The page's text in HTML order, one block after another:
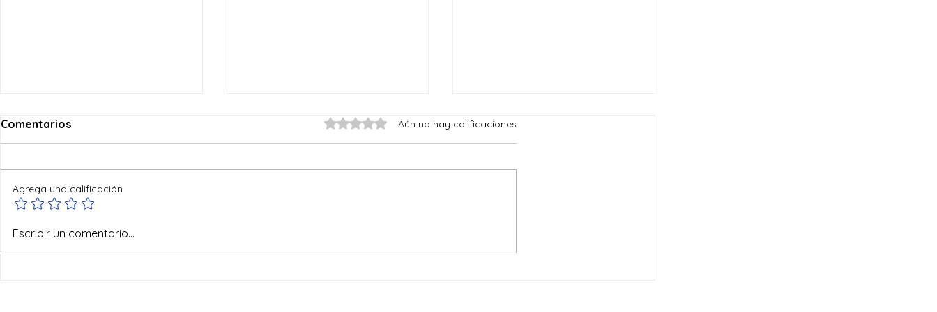
Ofertas de verano
Comentarios Obtuvo 0 de 5 estrellas.
Aún no hay calificaciones
Agrega una calificación
Escribir un comentario...